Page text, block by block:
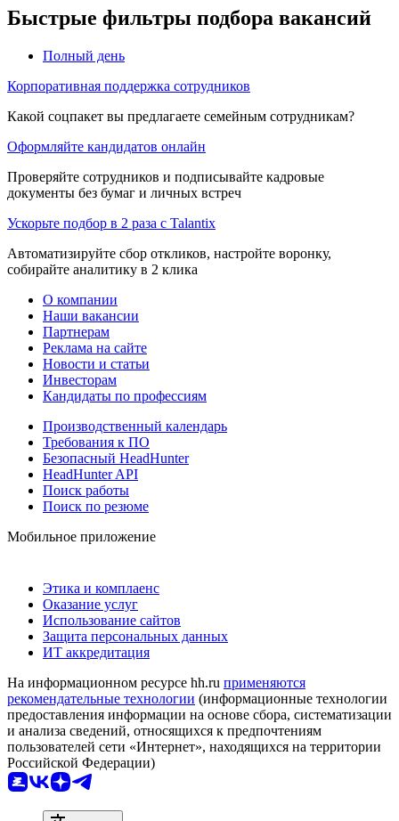
Быстрые фильтры подбора вакансий
Полный день
Корпоративная поддержка сотрудников
Какой соцпакет вы предлагаете семейным сотрудникам?
Оформляйте кандидатов онлайн
Проверяйте сотрудников и подписывайте кадровые
документы без бумаг и личных встреч
Ускорьте подбор в 2 раза с Talantix
Автоматизируйте сбор откликов, настройте воронку,
собирайте аналитику в 2 клика
О компании
Наши вакансии
Партнерам
Реклама на сайте
Новости и статьи
Инвесторам
Кандидаты по профессиям
Производственный календарь
Требования к ПО
Безопасный HeadHunter
HeadHunter API
Поиск работы
Поиск по резюме
Мобильное приложение
Этика и комплаенс
Оказание услуг
Использование сайтов
Защита персональных данных
ИТ аккредитация
На информационном ресурсе hh.ru применяются
рекомендательные технологии (информационные технологии
предоставления информации на основе сбора, систематизации
и анализа сведений, относящихся к предпочтениям
пользователей сети «Интернет», находящихся на территории
Российской Федерации)